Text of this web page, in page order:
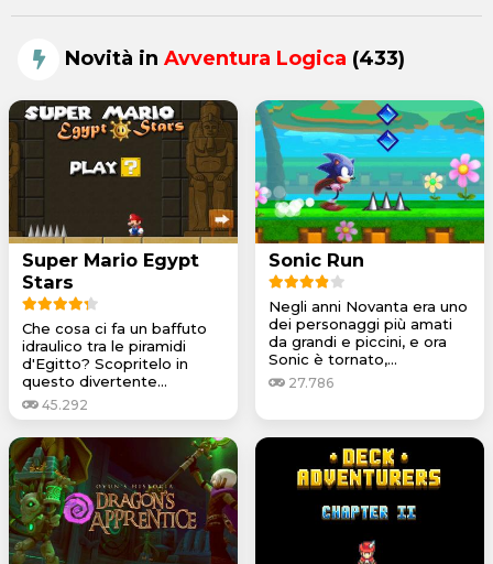
Novità in Avventura Logica (433)
Super Mario Egypt
Stars
Che cosa ci fa un baffuto
idraulico tra le piramidi
d'Egitto? Scopritelo in
questo divertente...
45.292
Sonic Run
Negli anni Novanta era uno
dei personaggi più amati
da grandi e piccini, e ora
Sonic è tornato,...
27.786